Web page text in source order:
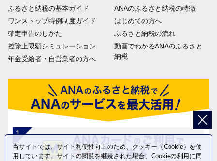
ふるさと納税の基本ガイド
ワンストップ特例制度ガイド
確定申告のしかた
控除上限額シミュレーション
年金受給者・自営業者の方へ
ANAのふるさと納税の特徴
はじめての方へ
ふるさと納税の流れ
動画でわかるANAのふるさと
納税
当サイトでは、サイト利便性向上のため、クッキー（Cookie）を使
用しています。サイトの閲覧を継続された場合、Cookieの利用に同